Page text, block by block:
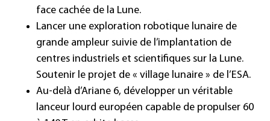
face cachée de la Lune.
Lancer une exploration robotique lunaire de
grande ampleur suivie de l’implantation de
centres industriels et scientifiques sur la Lune.
Soutenir le projet de « village lunaire » de l’ESA.
Au-delà d’Ariane 6, développer un véritable
lanceur lourd européen capable de propulser 60